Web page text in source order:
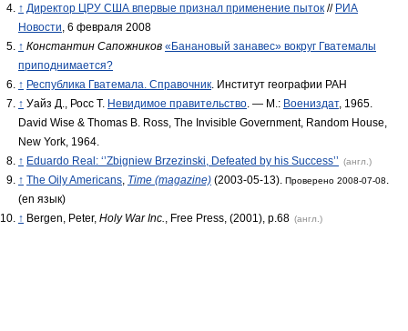
↑ Директор ЦРУ США впервые признал применение пыток // РИА
Новости , 6 февраля 2008
↑ Константин Сапожников «Банановый занавес» вокруг Гватемалы
приподнимается?
↑ Республика Гватемала. Справочник . Институт географии РАН
↑ Уайз Д., Росс Т. Невидимое правительство . — М.: Воениздат, 1965.
David Wise & Thomas B. Ross, The Invisible Government, Random House,
New York, 1964.
↑ Eduardo Real: ‘’Zbigniew Brzezinski, Defeated by his Success’’ (англ.)
↑ The Oily Americans Time (magazine) (2003-05-13). Проверено 2008-07-08
(en язык)
↑ Bergen, Peter, Holy War Inc. , Free Press, (2001), p.68 (англ.)